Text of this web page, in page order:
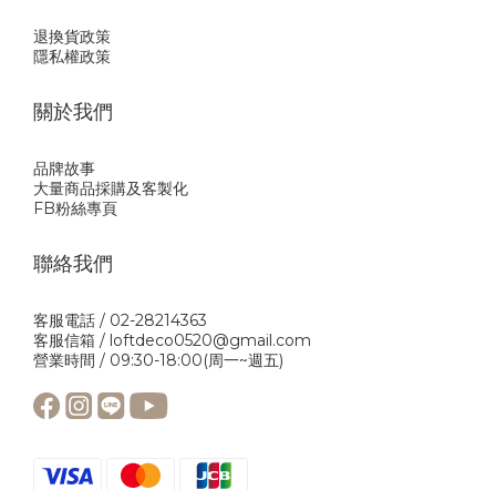
退換貨政策
隱私權政策
關於我們
品牌故事
大量商品採購及客製化
FB粉絲專頁
聯絡我們
客服電話 / 02-28214363
客服信箱 / loftdeco0520@gmail.com
營業時間 / 09:30-18:00(周一~週五)